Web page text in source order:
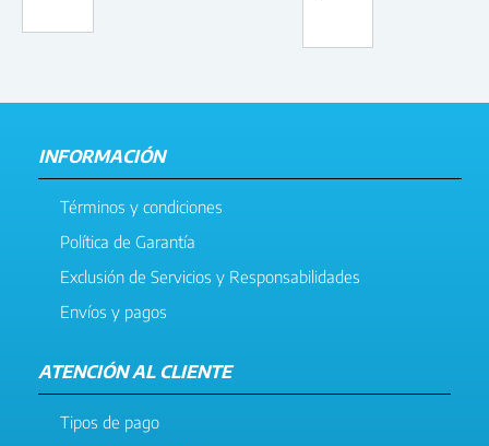
INFORMACIÓN
Términos y condiciones
Política de Garantía
Exclusión de Servicios y Responsabilidades
Envíos y pagos
ATENCIÓN AL CLIENTE
Tipos de pago